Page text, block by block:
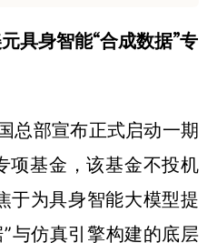
具身智能“合成数据”专
总部宣布正式启动一期
项基金，该基金不投机
于为具身智能大模型提
与仿真引擎构建的底层